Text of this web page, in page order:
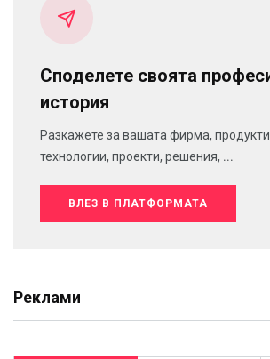
Споделете своята
история
Разкажете за вашата фирма,
технологии, проекти, решения, ...
ВЛЕЗ В ПЛАТФОРМАТА
Реклами